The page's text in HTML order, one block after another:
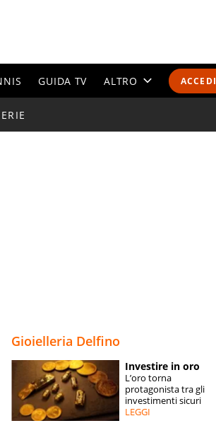
ACCEDI
GUIDA TV ALTRO
ESPERTI
CONTATTI
Gioielleria Delfino
Investire in oro
L’oro torna
protagonista tra gli
investimenti sicuri
LEGGI